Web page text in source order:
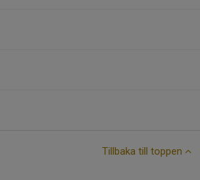
Tillbaka till toppen